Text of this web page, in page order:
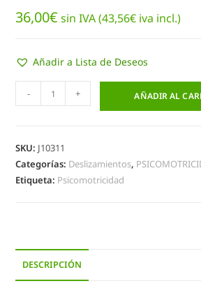
36,00€ sin IVA (43,56€ iva incl.)
Añadir a Lista de Deseos
- + AÑADIR AL
SKU: J10311
Categorías: Deslizamientos,
Etiqueta: Psicomotricidad
DESCRIPCIÓN